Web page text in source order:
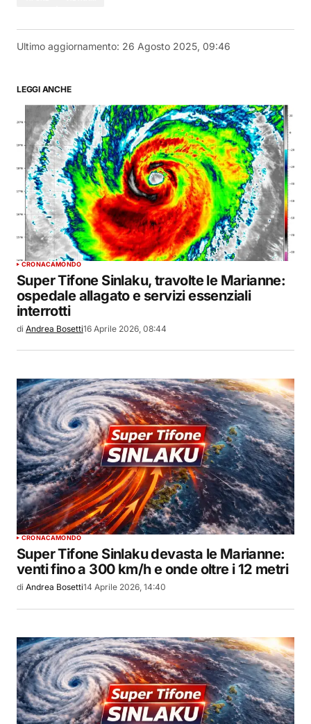
Ultimo aggiornamento: 26 Agosto 2025, 09:46
LEGGI ANCHE
CRONACAMONDO
Super Tifone Sinlaku, travolte le Marianne:
ospedale allagato e servizi essenziali
interrotti
di Andrea Bosetti16 Aprile 2026, 08:44
CRONACAMONDO
Super Tifone Sinlaku devasta le Marianne:
venti fino a 300 km/h e onde oltre i 12 metri
di Andrea Bosetti14 Aprile 2026, 14:40